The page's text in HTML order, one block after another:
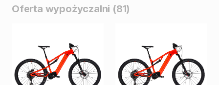
Oferta wypożyczalni (81)